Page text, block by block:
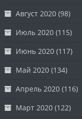
Август 2020 (98)
Июль 2020 (115)
Июнь 2020 (117)
Май 2020 (134)
Апрель 2020 (116)
Март 2020 (122)